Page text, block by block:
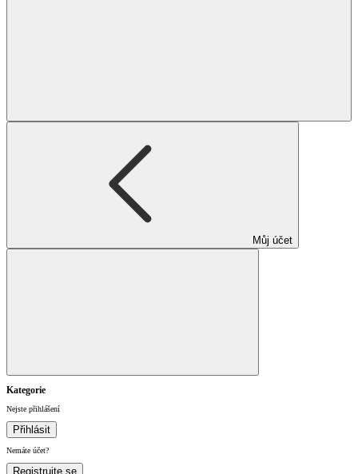
Můj účet
Kategorie
Nejste přihlášení
Přihlásit
Nemáte účet?
Registrujte se